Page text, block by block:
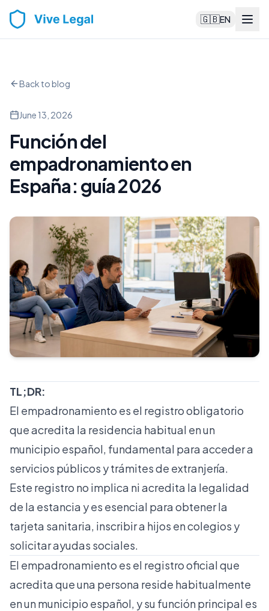
🇬🇧EN
Back to blog
June 13, 2026
Función del
empadronamiento en
España: guía 2026
TL;DR:
El empadronamiento es el registro obligatorio
que acredita la residencia habitual en un
municipio español, fundamental para acceder a
servicios públicos y trámites de extranjería.
Este registro no implica ni acredita la legalidad
de la estancia y es esencial para obtener la
tarjeta sanitaria, inscribir a hijos en colegios y
solicitar ayudas sociales.
El empadronamiento es el registro oficial que
acredita que una persona reside habitualmente
en un municipio español, y su función principal es